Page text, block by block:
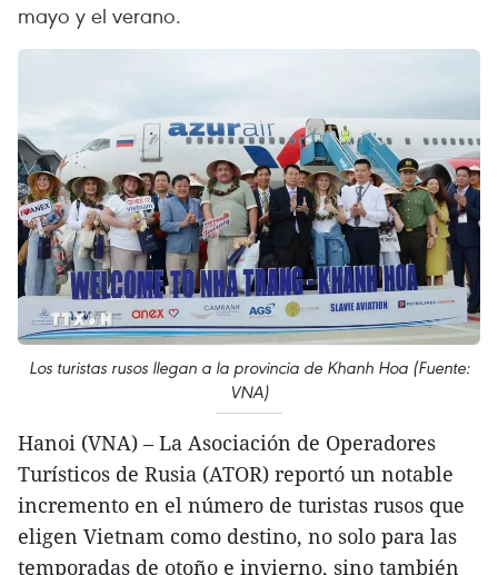
mayo y el verano.
Los turistas rusos llegan a la provincia de Khanh Hoa (Fuente:
VNA)
Hanoi (VNA) – La Asociación de Operadores
Turísticos de Rusia (ATOR) reportó un notable
incremento en el número de turistas rusos que
eligen Vietnam como destino, no solo para las
temporadas de otoño e invierno, sino también